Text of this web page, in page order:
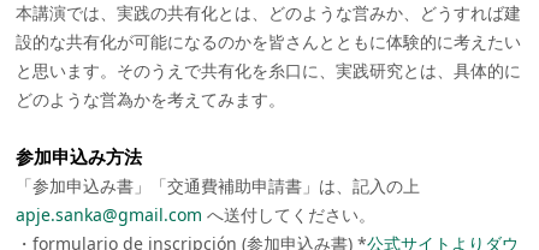
本講演では、実践の共有化とは、どのような営みか、どうすれば建
設的な共有化が可能になるのかを皆さんとともに体験的に考えたい
と思います。そのうえで共有化を糸口に、実践研究とは、具体的に
どのような営為かを考えてみます。
参加申込み方法
「参加申込み書」「交通費補助申請書」は、記入の上
apje.sanka@gmail.com へ送付してください。
・formulario de inscripción (参加申込み書) *公式サイトよりダウ